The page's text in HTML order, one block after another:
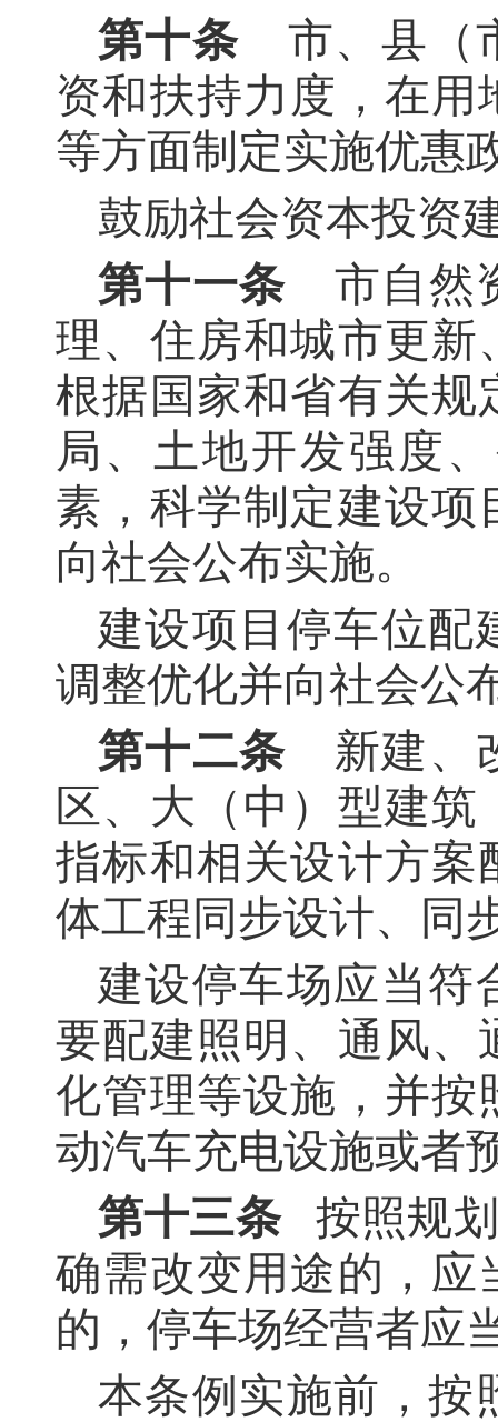
第十条 市、县（
资和扶持力度，在
等方面制定实施优惠
鼓励社会资本投资
第十一条 市自然
理、住房和城市更新
根据国家和省有关规
局、土地开发强度
素，科学制定建设
向社会公布实施。
建设项目停车位配
调整优化并向社会公
第十二条 新建、
区、大（中）型建
指标和相关设计方案
体工程同步设计、同
建设停车场应当符
要配建照明、通风、
化管理等设施，并按
动汽车充电设施或者
第十三条按照规划
确需改变用途的，应
的，停车场经营者应
本条例实施前，按